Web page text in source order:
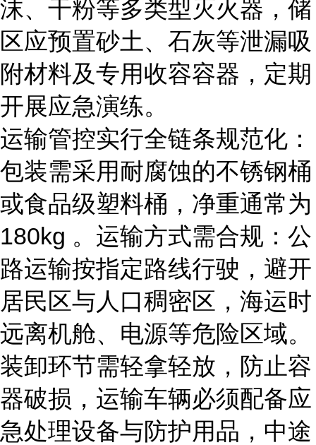
沫、干粉等多类型灭火器，储
区应预置砂土、石灰等泄漏吸
附材料及专用收容容器，定期
开展应急演练。
运输管控实行全链条规范化：
包装需采用耐腐蚀的不锈钢桶
或食品级塑料桶，净重通常为
180kg 。运输方式需合规：公
路运输按指定路线行驶，避开
居民区与人口稠密区，海运时
远离机舱、电源等危险区域。
装卸环节需轻拿轻放，防止容
器破损，运输车辆必须配备应
急处理设备与防护用品，中途